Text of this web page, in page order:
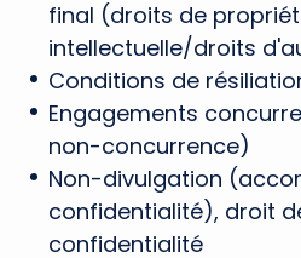
final (droits de
intellectuelle/droits
Conditions de
Engagements
non-concurrence)
Non-divulgation
confidentialité), droit
confidentialité